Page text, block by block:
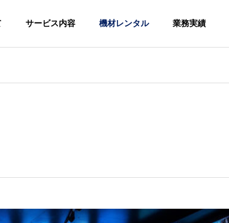
サービス内容 機材レンタル 業務実績